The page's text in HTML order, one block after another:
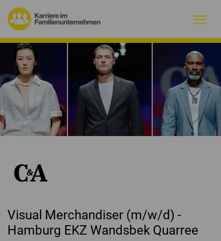
Warum Familienunternehmen?
Firmenprofile
Jobs
Magazin
Initiative
Visual Merchandiser (m/w/d) -
Hamburg EKZ Wandsbek Quarree